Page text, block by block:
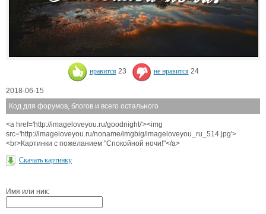
нравится 23 не нравится 24
2018-06-15
Код для форумов, блогов и всего остального
<a href='http://imageloveyou.ru/goodnight/'><img
src='http://imageloveyou.ru/noname/imgbig/imageloveyou_ru_514.jpg'>
<br>Картинки с пожеланием "Спокойной ночи!"</a>
Скачать картинку
Имя или ник: